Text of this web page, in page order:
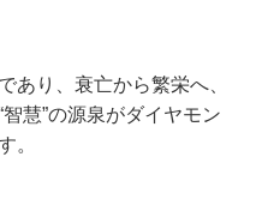
あり、衰亡から繁栄へ、
慧”の源泉がダイヤモン
。